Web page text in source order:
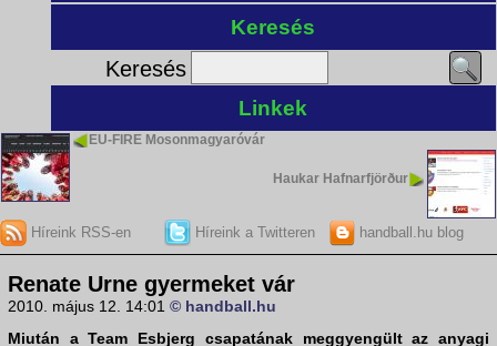
Keresés
Keresés
Linkek
EU-FIRE Mosonmagyaróvár
Haukar Hafnarfjörður
Híreink RSS-en Híreink a Twitteren handball.hu blog
Renate Urne gyermeket vár
2010. május 12. 14:01 © handball.hu
Miután aTeam Esbjerg csapatának meggyengült az anyagi